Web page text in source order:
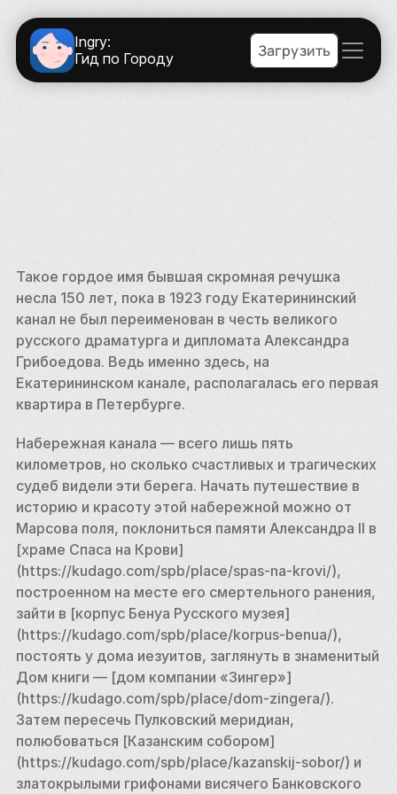
Ingry:
Гид по Городу
Загрузить
Такое гордое имя бывшая скромная речушка
несла 150 лет, пока в 1923 году Екатерининский
канал не был переименован в честь великого
русского драматурга и дипломата Александра
Грибоедова. Ведь именно здесь, на
Екатерининском канале, располагалась его первая
квартира в Петербурге.
Набережная канала — всего лишь пять
километров, но сколько счастливых и трагических
судеб видели эти берега. Начать путешествие в
историю и красоту этой набережной можно от
Марсова поля, поклониться памяти Александра II в
[храме Спаса на Крови]
(https://kudago.com/spb/place/spas-na-krovi/),
построенном на месте его смертельного ранения,
зайти в [корпус Бенуа Русского музея]
(https://kudago.com/spb/place/korpus-benua/),
постоять у дома иезуитов, заглянуть в знаменитый
Дом книги — [дом компании «Зингер»]
(https://kudago.com/spb/place/dom-zingera/).
Затем пересечь Пулковский меридиан,
полюбоваться [Казанским собором]
(https://kudago.com/spb/place/kazanskij-sobor/) и
златокрылыми грифонами висячего Банковского